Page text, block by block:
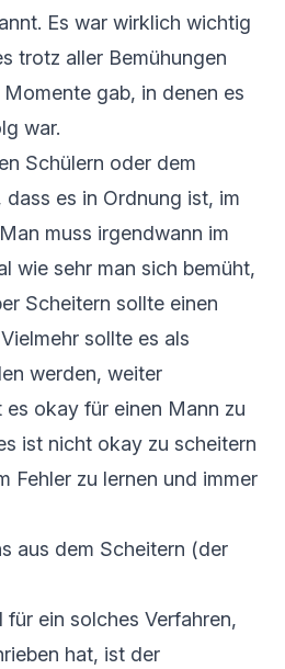
Es war wirklich wichtig
trotz aller Bemühungen
gab, in denen es
war.
Schülern oder dem
es in Ordnung ist, im
muss irgendwann im
wie sehr man sich bemüht,
Scheitern sollte einen
sollte es als
werden, weiter
okay für einen Mann zu
ist nicht okay zu scheitern
Fehler zu lernen und immer
aus dem Scheitern (der
für ein solches Verfahren,
hat, ist der